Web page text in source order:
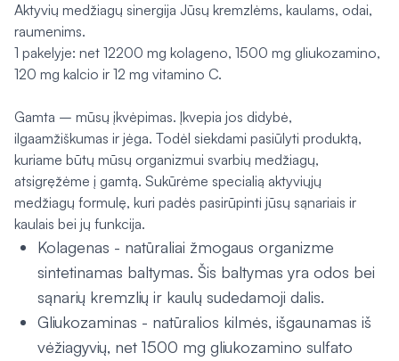
Aktyvių medžiagų sinergija Jūsų kremzlėms, kaulams, odai,
raumenims.
1 pakelyje: net 12200 mg kolageno, 1500 mg gliukozamino,
120 mg kalcio ir 12 mg vitamino C.
Gamta – mūsų įkvėpimas. Įkvepia jos didybė,
ilgaamžiškumas ir jėga. Todėl siekdami pasiūlyti produktą,
kuriame būtų mūsų organizmui svarbių medžiagų,
atsigręžėme į gamtą. Sukūrėme specialią aktyviųjų
medžiagų formulę, kuri padės pasirūpinti jūsų sąnariais ir
kaulais bei jų funkcija.
Kolagenas - natūraliai žmogaus organizme
sintetinamas baltymas. Šis baltymas yra odos bei
sąnarių kremzlių ir kaulų sudedamoji dalis.
Gliukozaminas - natūralios kilmės, išgaunamas iš
vėžiagyvių, net 1500 mg gliukozamino sulfato